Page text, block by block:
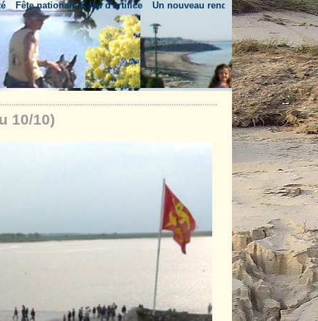
nationale & feu d'artifice Un nouveau rendez-vous estival : les
10/10)